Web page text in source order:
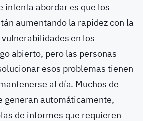
intenta abordar es que los
aumentando la rapidez con la
en los
abierto, pero las personas
esos problemas tienen
al día. Muchos de
generan automáticamente,
de informes que requieren